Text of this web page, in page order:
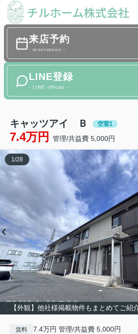
来店予約
- reservation -
LINE登録
- LINE official -
キャッツアイ Ｂ 空室1
7.4万円 管理/共益費 5,000円
【外観】他社様掲載物件もまとめてご紹
1/28
賃料 7.4万円 管理/共益費 5,000円